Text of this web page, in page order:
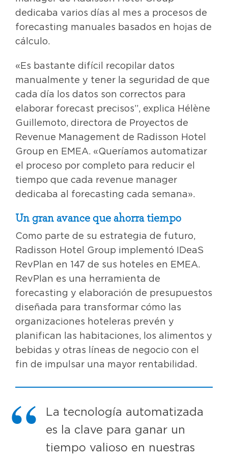
dedicaba varios días al mes a procesos de
forecasting manuales basados en hojas de
cálculo.
«Es bastante difícil recopilar datos
manualmente y tener la seguridad de que
cada día los datos son correctos para
elaborar forecast precisos”, explica Hélène
Guillemoto, directora de Proyectos de
Revenue Management de Radisson Hotel
Group en EMEA. «Queríamos automatizar
el proceso por completo para reducir el
tiempo que cada revenue manager
dedicaba al forecasting cada semana».
Un gran avance que ahorra tiempo
Como parte de su estrategia de futuro,
Radisson Hotel Group implementó IDeaS
RevPlan en 147 de sus hoteles en EMEA.
RevPlan es una herramienta de
forecasting y elaboración de presupuestos
diseñada para transformar cómo las
organizaciones hoteleras prevén y
planifican las habitaciones, los alimentos y
bebidas y otras líneas de negocio con el
fin de impulsar una mayor rentabilidad.
La tecnología automatizada
es la clave para ganar un
tiempo valioso en nuestras